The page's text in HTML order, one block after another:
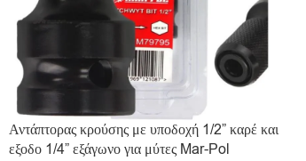
Αντάπτορας κρούσης με υποδοχή 1/2” καρέ και
εξοδο 1/4” εξάγωνο για μύτες Mar-Pol